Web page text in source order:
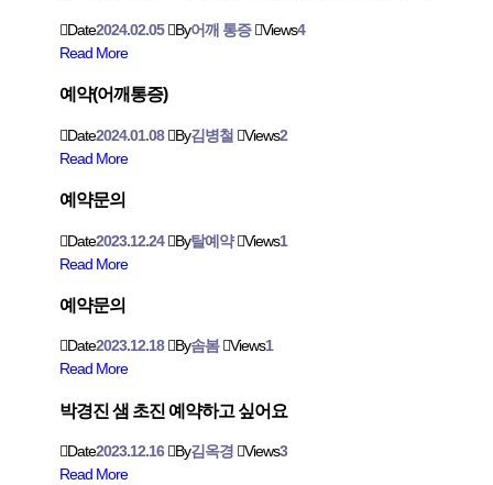
Date2024.02.05 By어깨 통증 Views4
Read More
예약(어깨통증)
Date2024.01.08 By김병철 Views2
Read More
예약문의
Date2023.12.24 By탈예약 Views1
Read More
예약문의
Date2023.12.18 By솜봄 Views1
Read More
박경진 샘 초진 예약하고 싶어요
Date2023.12.16 By김옥경 Views3
Read More